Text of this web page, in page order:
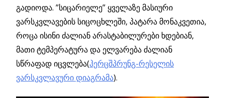
გადიოდა. ”სიცარიელე” ყველაზე მასიური
ვარსკვლავების სიცოცხლეში, პატარა მონაკვეთია,
როცა ისინი ძალიან არასტაბილურები ხდებიან,
მათი ტემპერატურა და ელვარება ძალიან
სწრაფად იცვლება(ჰერცშპრუნგ-რესელის
ვარსკვლავური დიაგრამა).